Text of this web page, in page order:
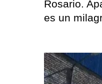
Rosario.
es un